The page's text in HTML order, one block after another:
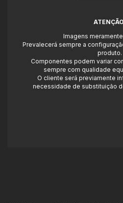
Imagens
Prevalecerá sempre a
produto.
Componentes podem variar
sempre com qualidade
O cliente será previamente
necessidade de substituição